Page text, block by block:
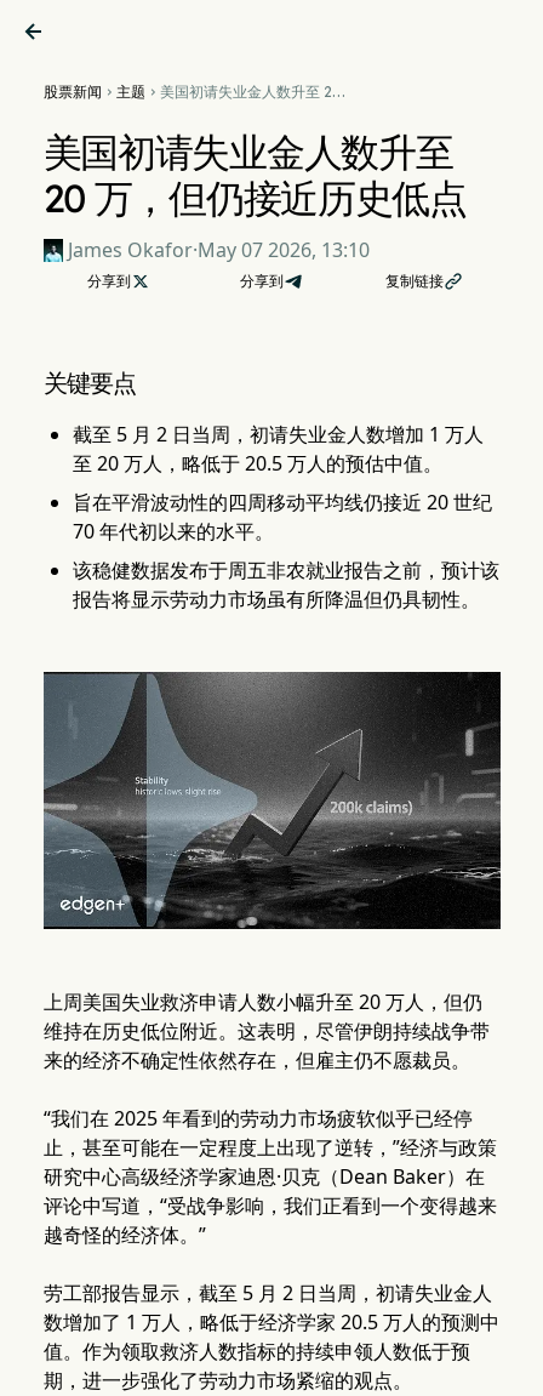

股票新闻  主题  美国初请失业金人数升至 20
美国初请失业金人数升至
20 万，但仍接近历史低点
James Okafor·May 07 2026, 13:10
分享到  分享到 复制链接
关键要点
截至 5 月 2 日当周，初请失业金人数增加 1 万人
至 20 万人，略低于 20.5 万人的预估中值。
旨在平滑波动性的四周移动平均线仍接近 20 世纪
70 年代初以来的水平。
该稳健数据发布于周五非农就业报告之前，预计该
报告将显示劳动力市场虽有所降温但仍具韧性。
上周美国失业救济申请人数小幅升至 20 万人，但仍
维持在历史低位附近。这表明，尽管伊朗持续战争带
来的经济不确定性依然存在，但雇主仍不愿裁员。
“我们在 2025 年看到的劳动力市场疲软似乎已经停
止，甚至可能在一定程度上出现了逆转，”经济与政策
研究中心高级经济学家迪恩·贝克（Dean Baker）在
评论中写道，“受战争影响，我们正看到一个变得越来
越奇怪的经济体。”
劳工部报告显示，截至 5 月 2 日当周，初请失业金人
数增加了 1 万人，略低于经济学家 20.5 万人的预测中
值。作为领取救济人数指标的持续申领人数低于预
期，进一步强化了劳动力市场紧缩的观点。